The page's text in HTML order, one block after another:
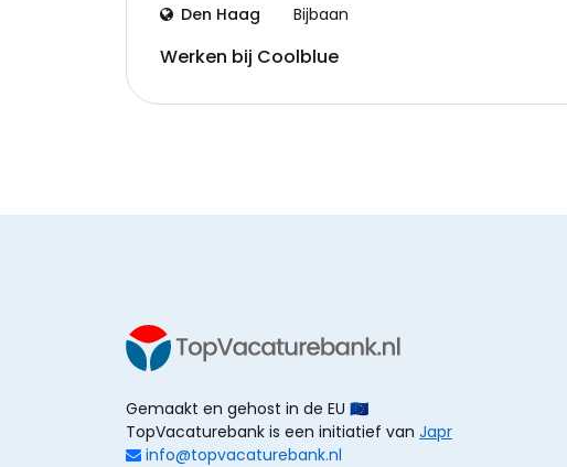
Den Haag Bijbaan
Werken bij Coolblue
Gemaakt en gehost in de EU 🇪🇺
TopVacaturebank is een initiatief van Japr
info@topvacaturebank.nl